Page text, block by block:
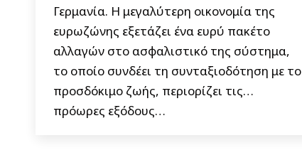
Γερμανία. Η μεγαλύτερη οικονομία της
ευρωζώνης εξετάζει ένα ευρύ πακέτο
αλλαγών στο ασφαλιστικό της σύστημα,
το οποίο συνδέει τη συνταξιοδότηση με το
προσδόκιμο ζωής, περιορίζει τις…
πρόωρες εξόδους…